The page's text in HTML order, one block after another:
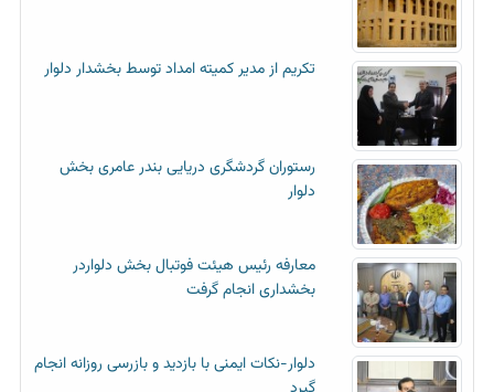
تکریم از مدیر کمیته امداد توسط بخشدار دلوار
رستوران گردشگری دریایی بندر عامری بخش
دلوار
معارفه رئیس هیئت فوتبال بخش دلواردر
بخشداری انجام گرفت
دلوار-نکات ایمنی با بازدید و بازرسی روزانه انجام